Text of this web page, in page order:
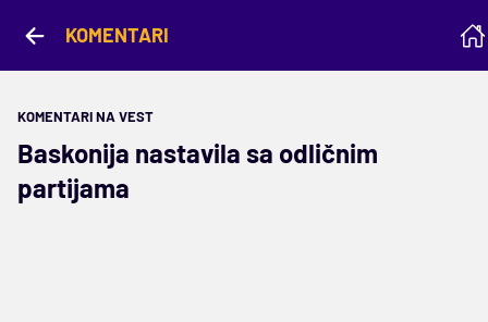
KOMENTARI
KOMENTARI NA VEST
Baskonija nastavila sa odličnim
partijama